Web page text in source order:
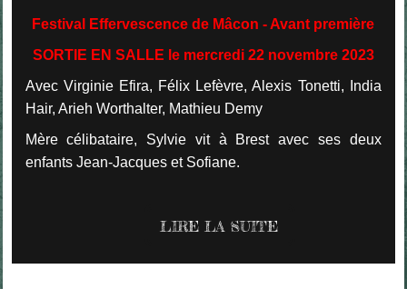
Festival Effervescence de Mâcon - Avant première
SORTIE EN SALLE le mercredi 22 novembre 2023
Avec Virginie Efira, Félix Lefèvre, Alexis Tonetti, India
Hair, Arieh Worthalter, Mathieu Demy
Mère célibataire, Sylvie vit à Brest avec ses deux
enfants Jean-Jacques et Sofiane.
LIRE LA SUITE